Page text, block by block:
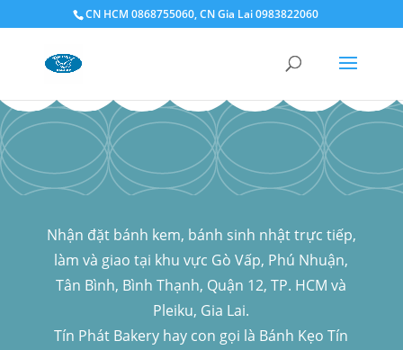
CN HCM 0868755060, CN Gia Lai 0983822060
Nhận đặt bánh kem, bánh sinh nhật trực tiếp,
làm và giao tại khu vực Gò Vấp, Phú Nhuận,
Tân Bình, Bình Thạnh, Quận 12, TP. HCM và
Pleiku, Gia Lai.
Tín Phát Bakery hay con gọi là Bánh Kẹo Tín